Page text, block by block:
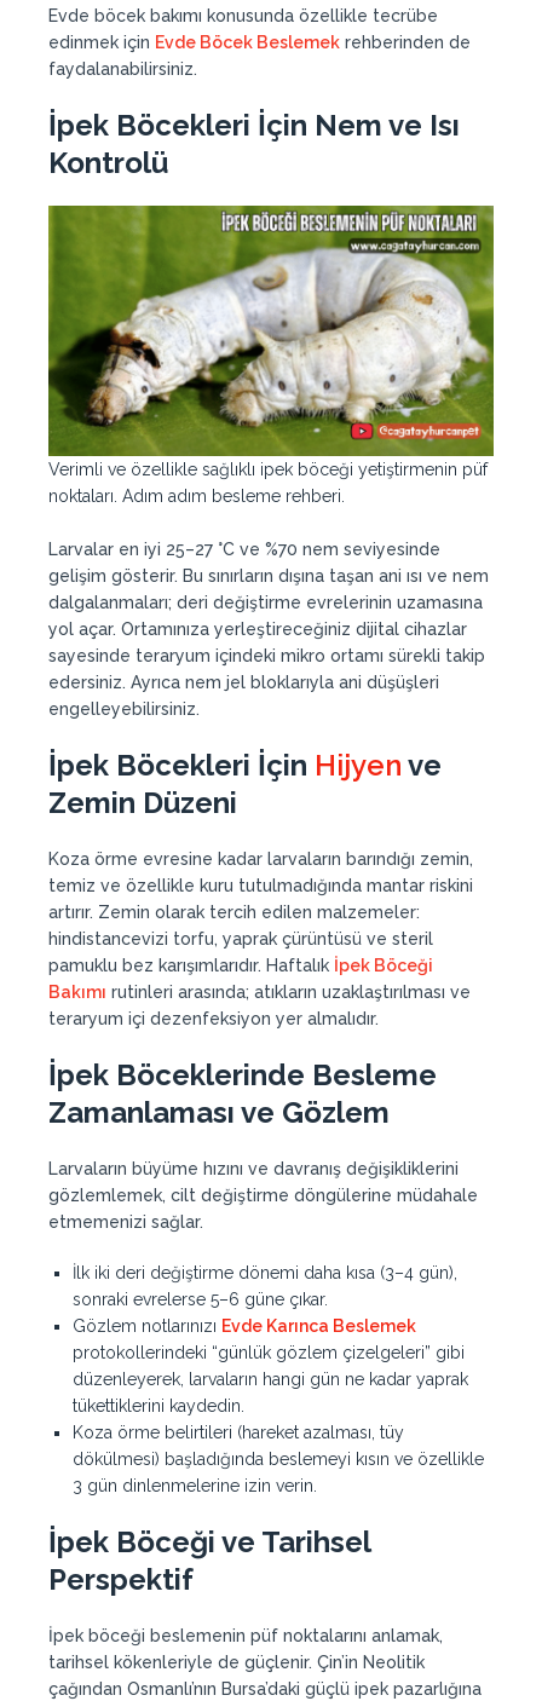
Evde böcek bakımı konusunda özellikle tecrübe
edinmek için Evde Böcek Beslemek rehberinden de
faydalanabilirsiniz.
İpek Böcekleri İçin Nem ve Isı
Kontrolü
Verimli ve özellikle sağlıklı ipek böceği yetiştirmenin püf
noktaları. Adım adım besleme rehberi.
Larvalar en iyi 25–27 °C ve %70 nem seviyesinde
gelişim gösterir. Bu sınırların dışına taşan ani ısı ve nem
dalgalanmaları; deri değiştirme evrelerinin uzamasına
yol açar. Ortamınıza yerleştireceğiniz dijital cihazlar
sayesinde teraryum içindeki mikro ortamı sürekli takip
edersiniz. Ayrıca nem jel bloklarıyla ani düşüşleri
engelleyebilirsiniz.
İpek Böcekleri İçin Hijyen ve
Zemin Düzeni
Koza örme evresine kadar larvaların barındığı zemin,
temiz ve özellikle kuru tutulmadığında mantar riskini
artırır. Zemin olarak tercih edilen malzemeler:
hindistancevizi torfu, yaprak çürüntüsü ve steril
pamuklu bez karışımlarıdır. Haftalık İpek Böceği
Bakımı rutinleri arasında; atıkların uzaklaştırılması ve
teraryum içi dezenfeksiyon yer almalıdır.
İpek Böceklerinde Besleme
Zamanlaması ve Gözlem
Larvaların büyüme hızını ve davranış değişikliklerini
gözlemlemek, cilt değiştirme döngülerine müdahale
etmemenizi sağlar.
İlk iki deri değiştirme dönemi daha kısa (3–4 gün),
sonraki evrelerse 5–6 güne çıkar.
Gözlem notlarınızı Evde Karınca Beslemek
protokollerindeki “günlük gözlem çizelgeleri” gibi
düzenleyerek, larvaların hangi gün ne kadar yaprak
tükettiklerini kaydedin.
Koza örme belirtileri (hareket azalması, tüy
dökülmesi) başladığında beslemeyi kısın ve özellikle
3 gün dinlenmelerine izin verin.
İpek Böceği ve Tarihsel
Perspektif
İpek böceği beslemenin püf noktalarını anlamak,
tarihsel kökenleriyle de güçlenir. Çin’in Neolitik
çağından Osmanlı’nın Bursa’daki güçlü ipek pazarlığına